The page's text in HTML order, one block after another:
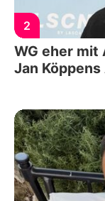
2
WG eher mit
Jan